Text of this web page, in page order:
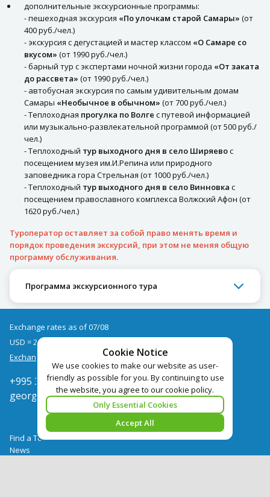
дополнительные экскурсионные программы:
- пешеходная экскурсия «По улочкам старой Самары» (от
400 руб./чел.)
- экскурсия с дегустацией и мастер классом «О Самаре со
вкусом» (от 1990 руб./чел.)
- барный тур с экспертами ночной жизни города «От заката
до рассвета» (от 1990 руб./чел.)
- автобусная экскурсия по самым удивительным домам
Самары «Необычное в обычном» (от 700 руб./чел.)
- Теплоходная прогулка по Волге с путевой информацией
или музыкально-развлекательной программой (от 500 руб./
чел.)
- Теплоходный тур выходного дня в село Ширяевос
посещением музея им.И.Репина или природного
заповедника гора Стрельная (от 1000 руб./чел.)
- Теплоходный тур выходного дня в село Винновка с
посещением православного комплекса Волжский Афон (от
1620 руб./чел.)
Туроператор оставляет за собой право менять время и
порядок проведения экскурсий, при этом не меняя общую
программу обслуживания.
Программа экскурсионного тура
Cookie Notice
We use cookies to make our website as user-
friendly as possible for you. By continuing to use
the website, you agree to our cookie policy.
Only Essential Cookies
Accept All
Exchange rates as of 07/08
USD = 2.68
Exchange rate archive
+995 322050666
georgia@pegast.ge
Find a Tour
News